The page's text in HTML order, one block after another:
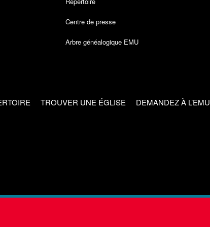
Centre de presse
Arbre généalogique EMU
TROUVER UNE ÉGLISE DEMANDEZ À L’EMU